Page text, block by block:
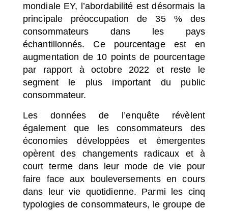
mondiale EY, l’abordabilité est désormais la
principale préoccupation de 35 % des
consommateurs dans les pays
échantillonnés. Ce pourcentage est en
augmentation de 10 points de pourcentage
par rapport à octobre 2022 et reste le
segment le plus important du public
consommateur.
Les données de l’enquête révèlent
également que les consommateurs des
économies développées et émergentes
opèrent des changements radicaux et à
court terme dans leur mode de vie pour
faire face aux bouleversements en cours
dans leur vie quotidienne. Parmi les cinq
typologies de consommateurs, le groupe de